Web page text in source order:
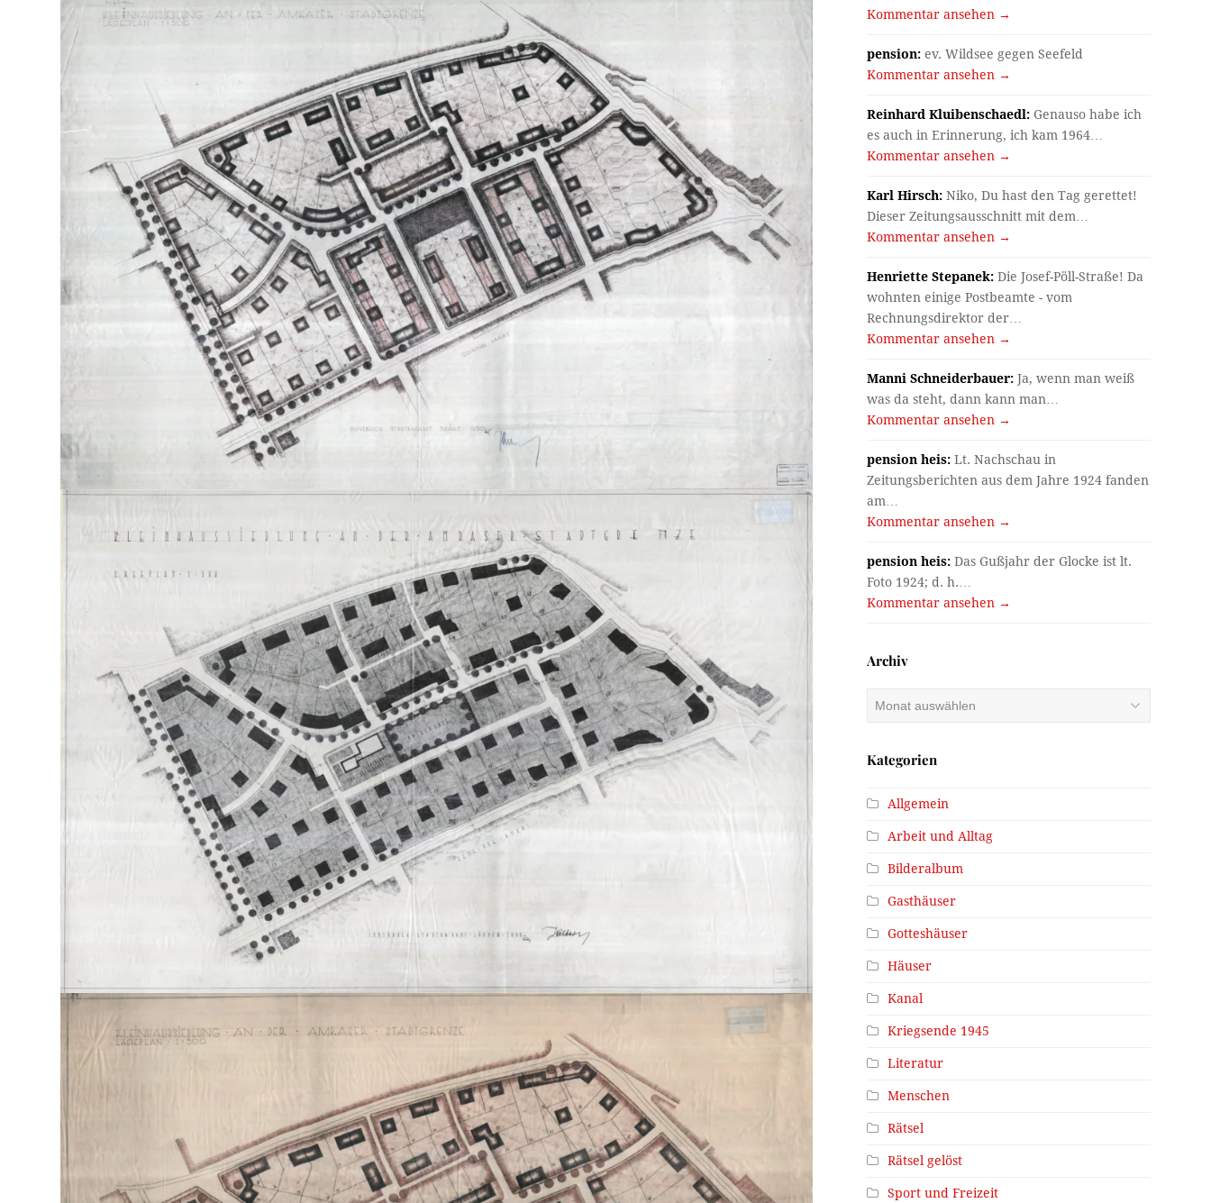
Kommentar ansehen →
pension: ev. Wildsee gegen Seefeld
Kommentar ansehen →
Reinhard Kluibenschaedl: Genauso habe ich
es auch in Erinnerung, ich kam 1964…
Kommentar ansehen →
Karl Hirsch: Niko, Du hast den Tag gerettet!
Dieser Zeitungsausschnitt mit dem…
Kommentar ansehen →
Henriette Stepanek: Die Josef-Pöll-Straße! Da
wohnten einige Postbeamte - vom
Rechnungsdirektor der…
Kommentar ansehen →
Manni Schneiderbauer: Ja, wenn man weiß
was da steht, dann kann man…
Kommentar ansehen →
pension heis: Lt. Nachschau in
Zeitungsberichten aus dem Jahre 1924 fanden
am…
Kommentar ansehen →
pension heis: Das Gußjahr der Glocke ist lt.
Foto 1924; d. h.…
Kommentar ansehen →
Archiv
Kategorien
Allgemein
Arbeit und Alltag
Bilderalbum
Gasthäuser
Gotteshäuser
Häuser
Kanal
Kriegsende 1945
Literatur
Menschen
Rätsel
Rätsel gelöst
Sport und Freizeit